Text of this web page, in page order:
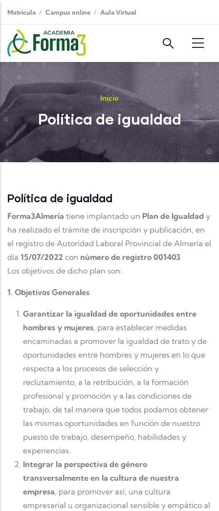
Matrícula Campus online Aula Virtual
Inicio
Política de igualdad
Política de igualdad
Forma3Almería tiene implantado un Plan de Igualdad y
ha realizado el trámite de inscripción y publicación, en
el registro de Autoridad Laboral Provincial de Almería el
día 15/07/2022 con número de registro 001403
Los objetivos de dicho plan son:
1. Objetivos Generales
Garantizar la igualdad de oportunidades entre
hombres y mujeres, para establecer medidas
encaminadas a promover la igualdad de trato y de
oportunidades entre hombres y mujeres en lo que
respecta a los procesos de selección y
reclutamiento, a la retribución, a la formación
profesional y promoción y a las condiciones de
trabajo, de tal manera que todos podamos obtener
las mismas oportunidades en función de nuestro
puesto de trabajo, desempeño, habilidades y
experiencias.
Integrar la perspectiva de género
transversalmente en la cultura de nuestra
empresa, para promover así, una cultura
empresarial u organizacional sensible y empático al